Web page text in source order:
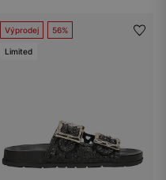
Výprodej 56%
Limited